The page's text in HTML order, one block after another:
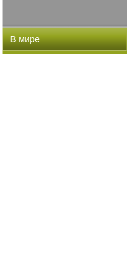
В мире